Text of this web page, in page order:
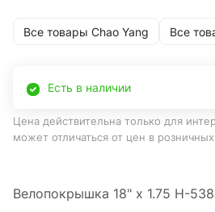
Все товары Chao Yang Все
Есть в наличии
Цена действительна только для
может отличаться от цен в
Велопокрышка 18" x 1.75 H-